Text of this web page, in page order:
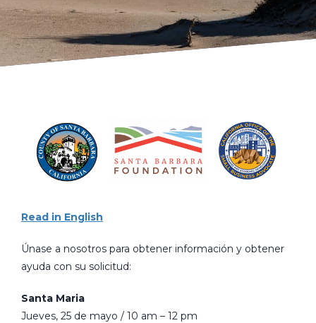
Read in English
Únase a nosotros para obtener información y obtener
ayuda con su solicitud:
Santa Maria
Jueves, 25 de mayo / 10 am – 12 pm